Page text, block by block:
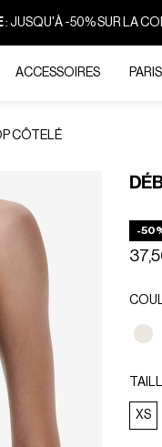
: JUSQU'À -50% SUR LA
ACCESSOIRES
CÔTELÉ
-
XS